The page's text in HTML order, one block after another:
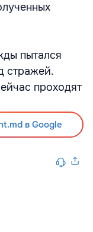
пытался
стражей.
проходят
в Google